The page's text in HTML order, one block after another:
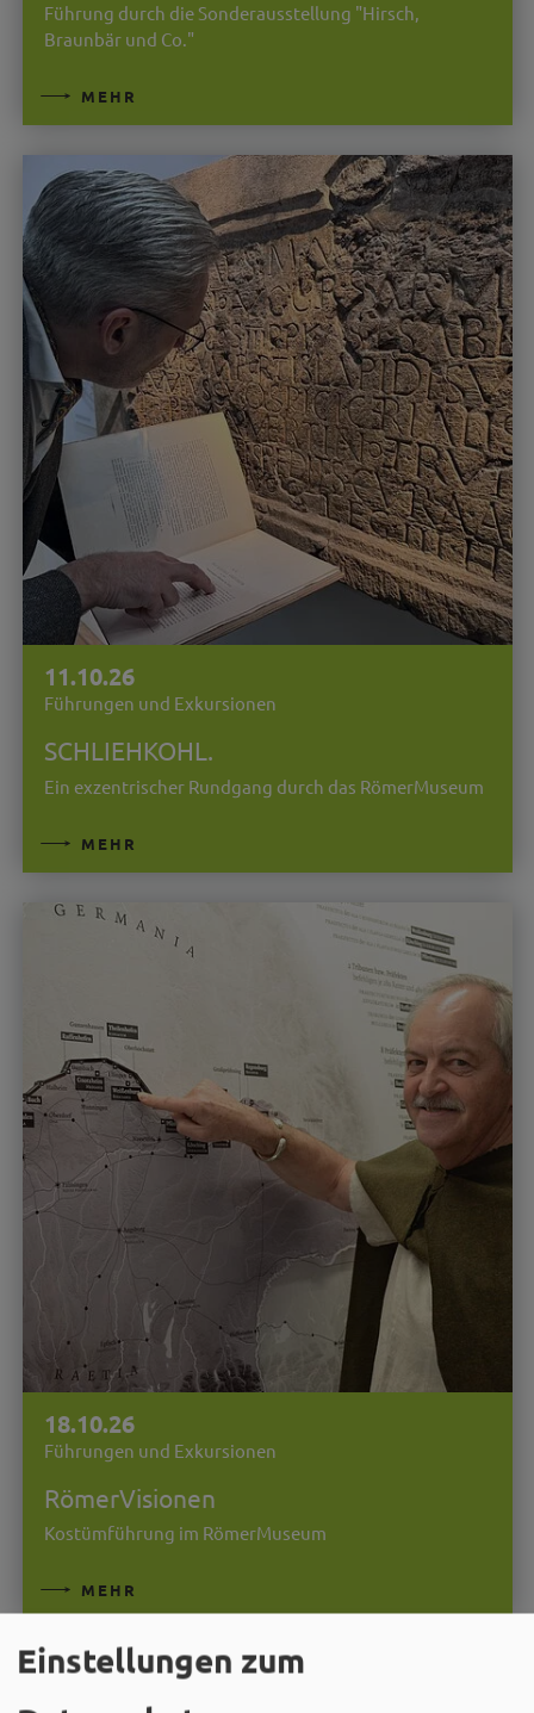
Führung durch die Sonderausstellung "Hirsch,
Braunbär und Co."
MEHR
11.10.26
Führungen und Exkursionen
SCHLIEHKOHL.
Ein exzentrischer Rundgang durch das RömerMuseum
MEHR
18.10.26
Führungen und Exkursionen
RömerVisionen
Kostümführung im RömerMuseum
MEHR
Einstellungen zum